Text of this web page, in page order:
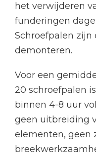
het verwijderen
funderingen
Schroefpalen zijn
demonteren.
Voor een
20 schroefpalen
binnen 4-8 uur
geen uitbreiding
elementen, geen